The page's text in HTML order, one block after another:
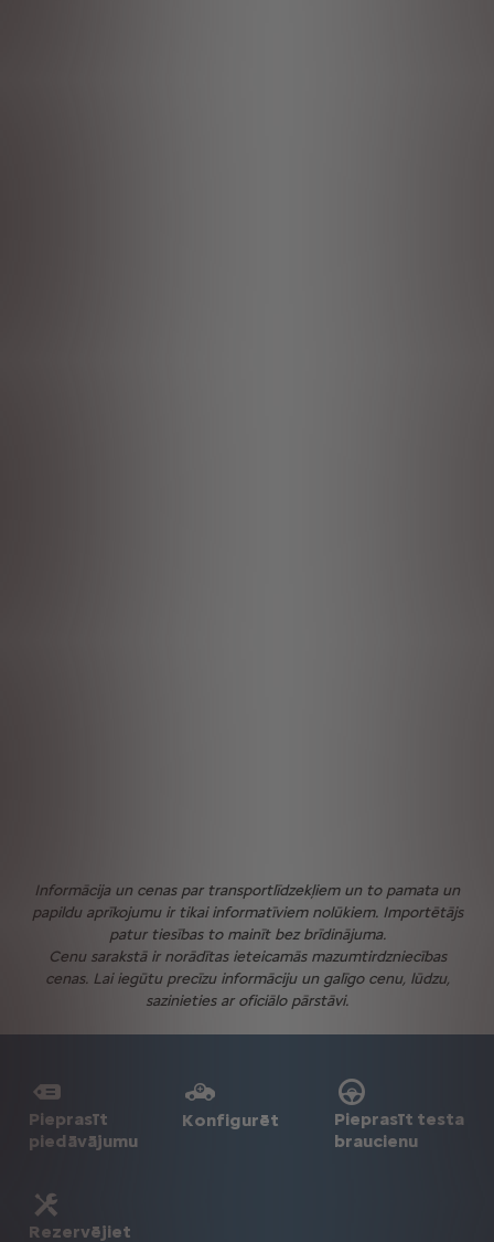
Informācija un cenas par transportlīdzekļiem un to pamata un
papildu aprīkojumu ir tikai informatīviem nolūkiem. Importētājs
patur tiesības to mainīt bez brīdinājuma.
Cenu sarakstā ir norādītas ieteicamās mazumtirdzniecības
cenas. Lai iegūtu precīzu informāciju un galīgo cenu, lūdzu,
sazinieties ar oficiālo pārstāvi.
Pieprasīt
piedāvājumu
Konfigurēt
Pieprasīt testa
braucienu
Rezervējiet